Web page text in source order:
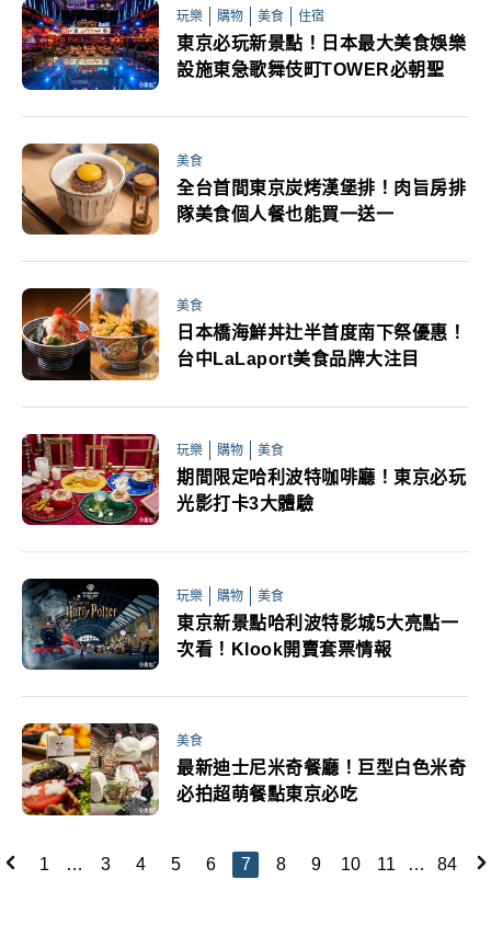
玩樂 購物 美食 住宿
東京必玩新景點！日本最大美食娛樂
設施東急歌舞伎町TOWER必朝聖
美食
全台首間東京炭烤漢堡排！肉旨房排
隊美食個人餐也能買一送一
美食
日本橋海鮮丼辻半首度南下祭優惠！
台中LaLaport美食品牌大注目
玩樂 購物 美食
期間限定哈利波特咖啡廳！東京必玩
光影打卡3大體驗
玩樂 購物 美食
東京新景點哈利波特影城5大亮點一
次看！Klook開賣套票情報
美食
最新迪士尼米奇餐廳！巨型白色米奇
必拍超萌餐點東京必吃
1 … 3 4 5 6 7 8 9 10 11 … 84